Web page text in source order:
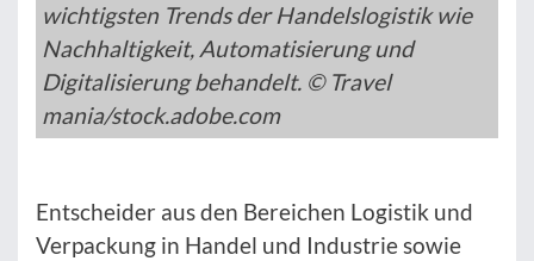
wichtigsten Trends der Handelslogistik wie
Nachhaltigkeit, Automatisierung und
Digitalisierung behandelt. © Travel
mania/stock.adobe.com
Entscheider aus den Bereichen Logistik und
Verpackung in Handel und Industrie sowie